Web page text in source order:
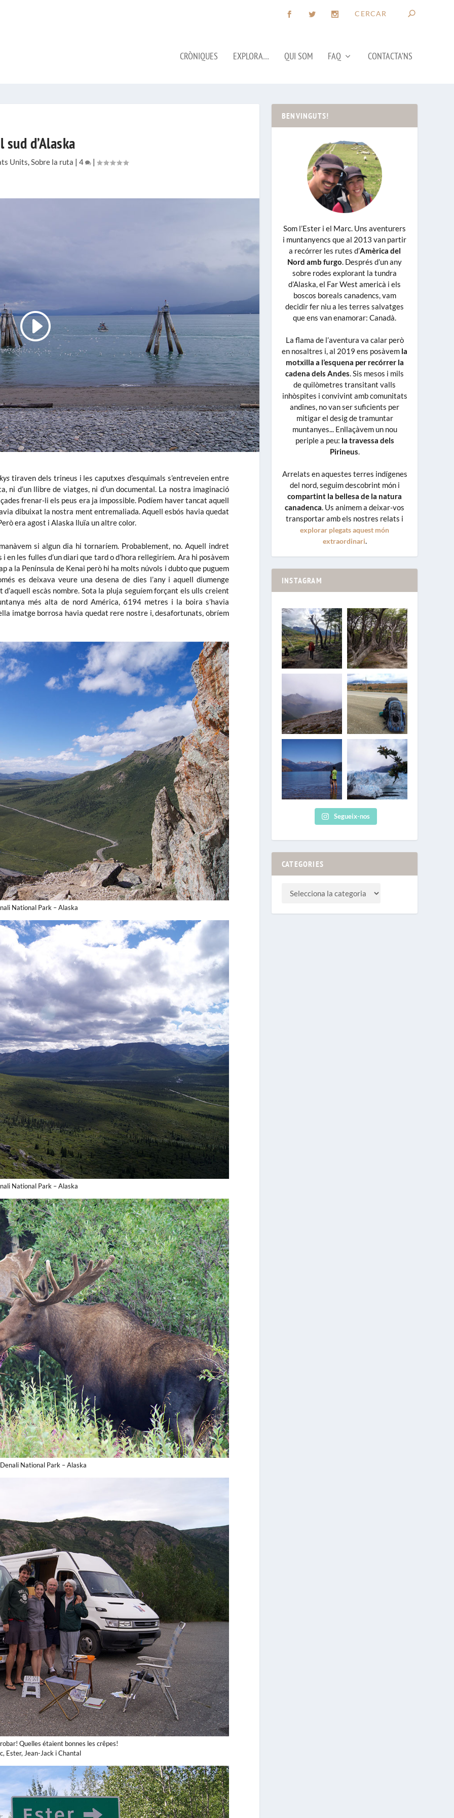
CRÒNIQUES EXPLORA… QUI SOM FAQ CONTACTA’NS
sud d’Alaska
Units,Sobre la ruta | 4 |
tiraven dels trineus i les caputxes d’esquimals s’entreveien entre
ni d’un llibre de viatges, ni d’un documental. La nostra imaginació
frenar-li els peus era ja impossible. Podíem haver tancat aquell
dibuixat la nostra ment entremaliada. Aquell esbós havia quedat
era agost i Alaska lluïa un altre color.
si algun dia hi tornaríem. Probablement, no. Aquell indret
les fulles d’un diari que tard o d’hora rellegiríem. Ara hi posàvem
a la Península de Kenai però hi ha molts núvols i dubto que puguem
es deixava veure una desena de dies l’any i aquell diumenge
escàs nombre. Sota la pluja seguíem forçant els ulls creient
més alta de nord América, 6194 metres i la boira s’havia
imatge borrosa havia quedat rere nostre i, desafortunats, obríem
National Park – Alaska
National Park – Alaska
National Park – Alaska
Quelles étaient bonnes les crêpes!
Ester, Jean-Jack i Chantal
BENVINGUTS!
Som l’Ester i el Marc. Uns aventurers
i muntanyencs que al 2013 van partir
a recórrer les rutes d’Amèrica del
Nord amb furgo. Després d’un any
sobre rodes explorant la tundra
d’Alaska, el Far West americà i els
boscos boreals canadencs, vam
decidir fer niu a les terres salvatges
que ens van enamorar: Canadà.
La flama de l’aventura va calar però
en nosaltres i, al 2019 ens posàvem la
motxilla a l’esquena per recórrer la
cadena dels Andes. Sis mesos i mils
de quilòmetres transitant valls
inhòspites i convivint amb comunitats
andines, no van ser suficients per
mitigar el desig de tramuntar
muntanyes... Enllaçàvem un nou
periple a peu: la travessa dels
Pirineus.
Arrelats en aquestes terres indígenes
del nord, seguim descobrint món i
compartint la bellesa de la natura
canadenca. Us animem a deixar-vos
transportar amb els nostres relats i
explorar plegats aquest món
extraordinari.
INSTAGRAM
Segueix-nos
CATEGORIES